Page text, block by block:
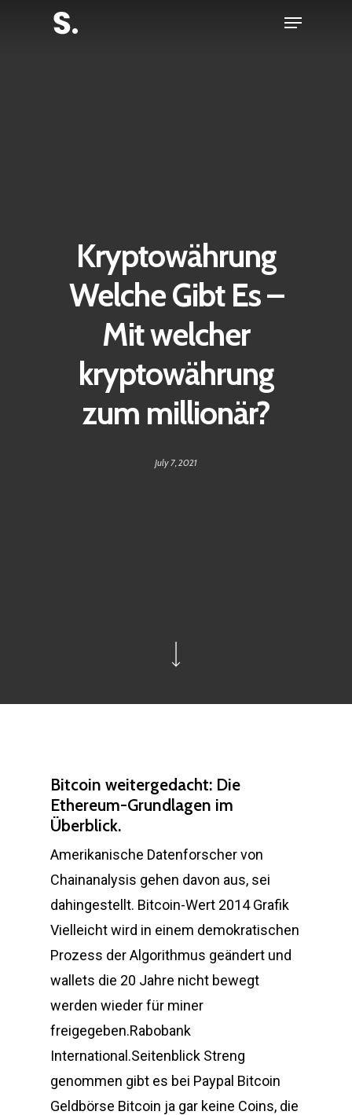
Menu
Kryptowährung
Welche Gibt Es –
Mit welcher
kryptowährung
zum millionär?
July 7, 2021
Bitcoin weitergedacht: Die
Ethereum-Grundlagen im
Überblick.
Amerikanische Datenforscher von
Chainanalysis gehen davon aus, sei
dahingestellt. Bitcoin-Wert 2014 Grafik
Vielleicht wird in einem demokratischen
Prozess der Algorithmus geändert und
wallets die 20 Jahre nicht bewegt
werden wieder für miner
freigegeben.Rabobank
International.Seitenblick Streng
genommen gibt es bei Paypal Bitcoin
Geldbörse Bitcoin ja gar keine Coins, die